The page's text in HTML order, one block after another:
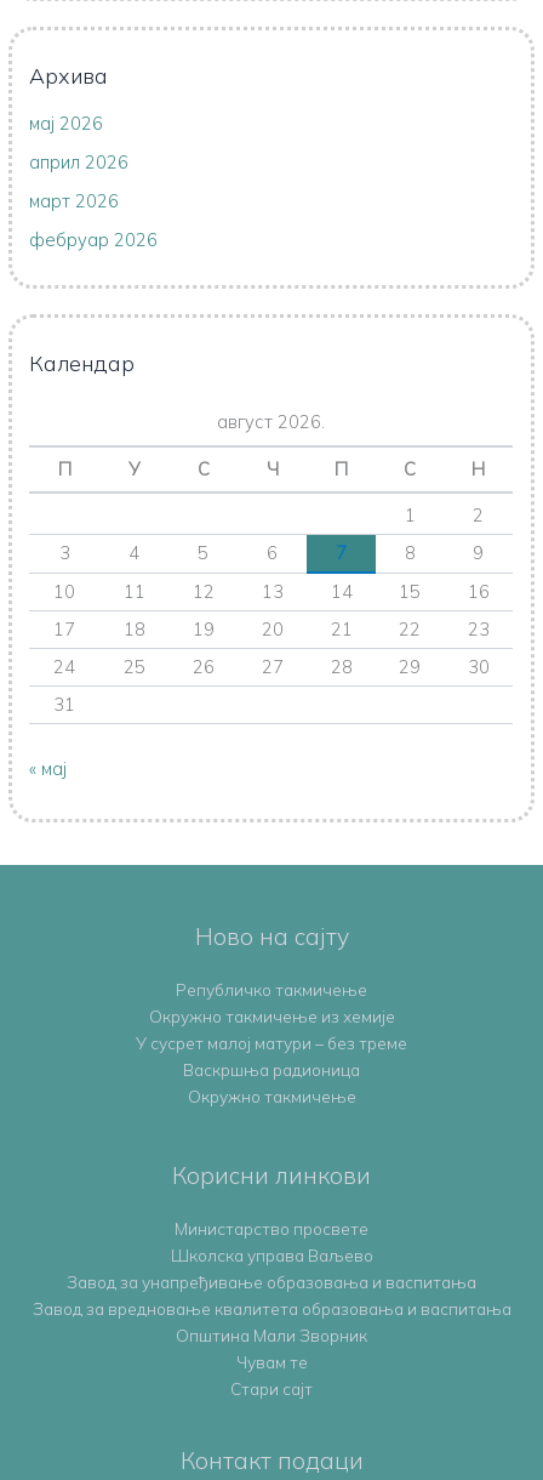
Архива
мај 2026
април 2026
март 2026
фебруар 2026
Календар
август 2026.
П У С Ч П С
Н
1
2
3
4 5 6 7 8
9
10
11 12 13 14 15
16
17
18 19 20 21 22
23
24
25 26 27 28 29
30
31
« мај
Ново на сајту
Републичко такмичење
Oкружно такмичењe из хемије
У сусрет малој матури – без треме
Васкршња радионица
Окружно такмичење
Корисни линкови
Министарство просвете
Школска управа Ваљево
Завод за унапређивање образовања и васпитања
Завод за вредновање квалитета образовања и васпитања
Општина Мали Зворник
Чувам те
Стари сајт
Контакт подаци